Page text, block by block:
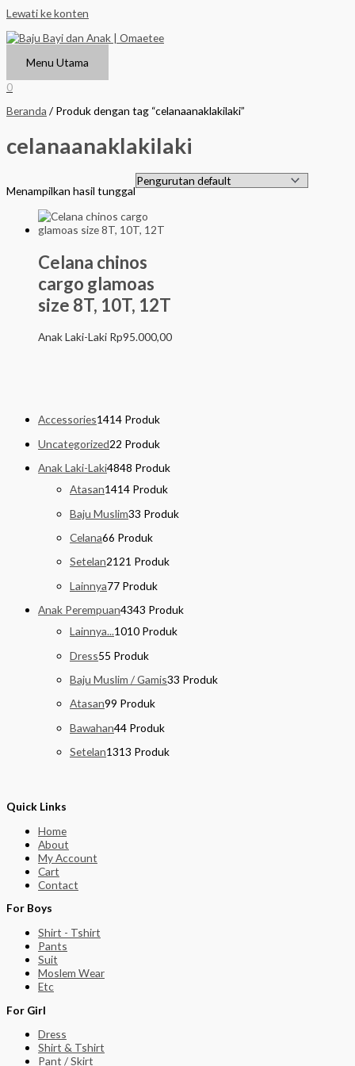
Lewati ke konten
Menu Utama
0
Accessories1414 Produk
Uncategorized22 Produk
Anak Laki-Laki4848 Produk
Atasan1414 Produk
Baju Muslim33 Produk
Celana66 Produk
Setelan21 21 Produk
Lainnya77 Produk
Anak Perempuan4343 Produk
Lainnya...1010 Produk
Dress55 Produk
Baju Muslim / Gamis33 Produk
Atasan99 Produk
Bawahan44 Produk
Setelan1313 Produk
Beranda / Produk dengan tag “celanaanaklakilaki”
celanaanaklakilaki
Menampilkan hasil tunggal
Celana chinos
cargo glamoas
size 8T, 10T, 12T
Anak Laki-Laki Rp95.000,00
Quick Links
Home
About
My Account
Cart
Contact
For Boys
Shirt - Tshirt
Pants
Suit
Moslem Wear
Etc
For Girl
Dress
Shirt & Tshirt
Pant / Skirt